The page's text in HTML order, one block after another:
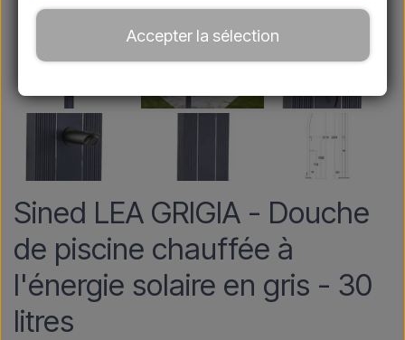
Sined LEA GRIGIA - Douche
de piscine chauffée à
l'énergie solaire en gris - 30
litres
Accepter la sélection